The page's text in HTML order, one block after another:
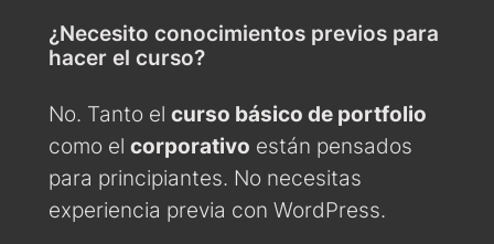
¿Necesito conocimientos previos para
hacer el curso?
No. Tanto el curso básico de portfolio
como el corporativo están pensados
para principiantes. No necesitas
experiencia previa con WordPress.